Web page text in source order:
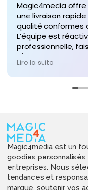
Magic4media offre
une livraison
qualité conformes
L’équipe est
professionnelle,
d'achat un plaisir.
services pour
personnalisés !
Lire la suite
Magic4media est un
goodies
entreprises. Nous
tendances et
marque, soutenir vos